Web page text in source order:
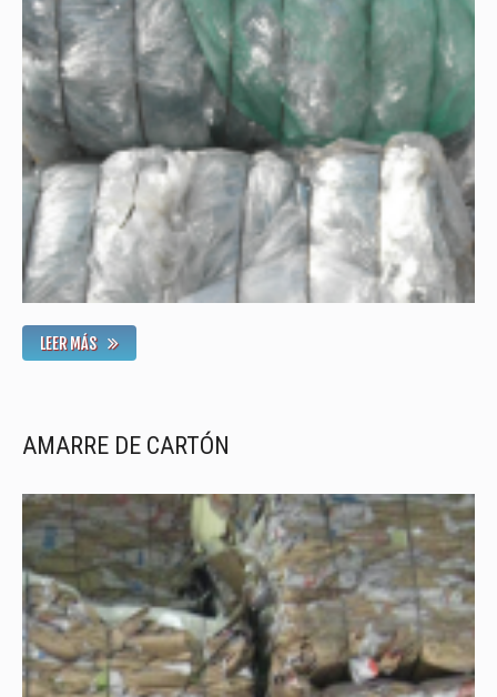
LEER MÁS
AMARRE DE CARTÓN